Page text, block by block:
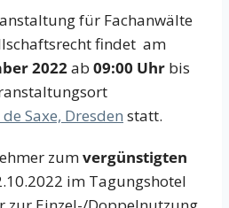
für Fachanwälte
findet am
2022ab 09:00 Uhr bis
Saxe, Dresden statt.
zumvergünstigten
im Tagungshotel